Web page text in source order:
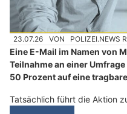
23.07.26 VON POLIZEI.NEWS
Eine E-Mail im Namen von
Teilnahme an einer
50 Prozent auf eine
Tatsächlich führt die Aktion